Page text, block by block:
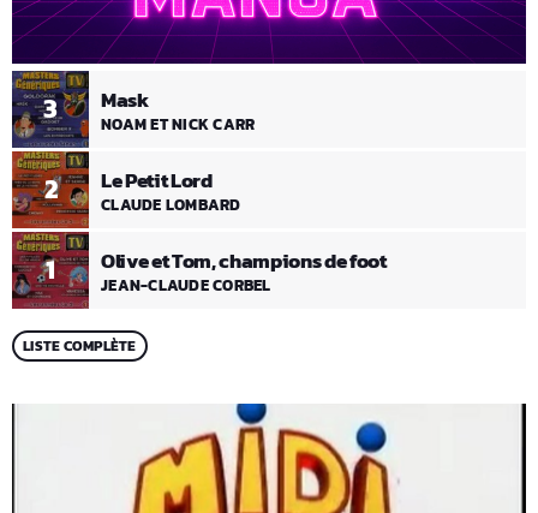
1 Olive et Tom, champions de foot
JEAN-CLAUDE CORBEL
2 Le Petit Lord
CLAUDE LOMBARD
3 Mask
NOAM ET NICK CARR
LISTE COMPLÈTE